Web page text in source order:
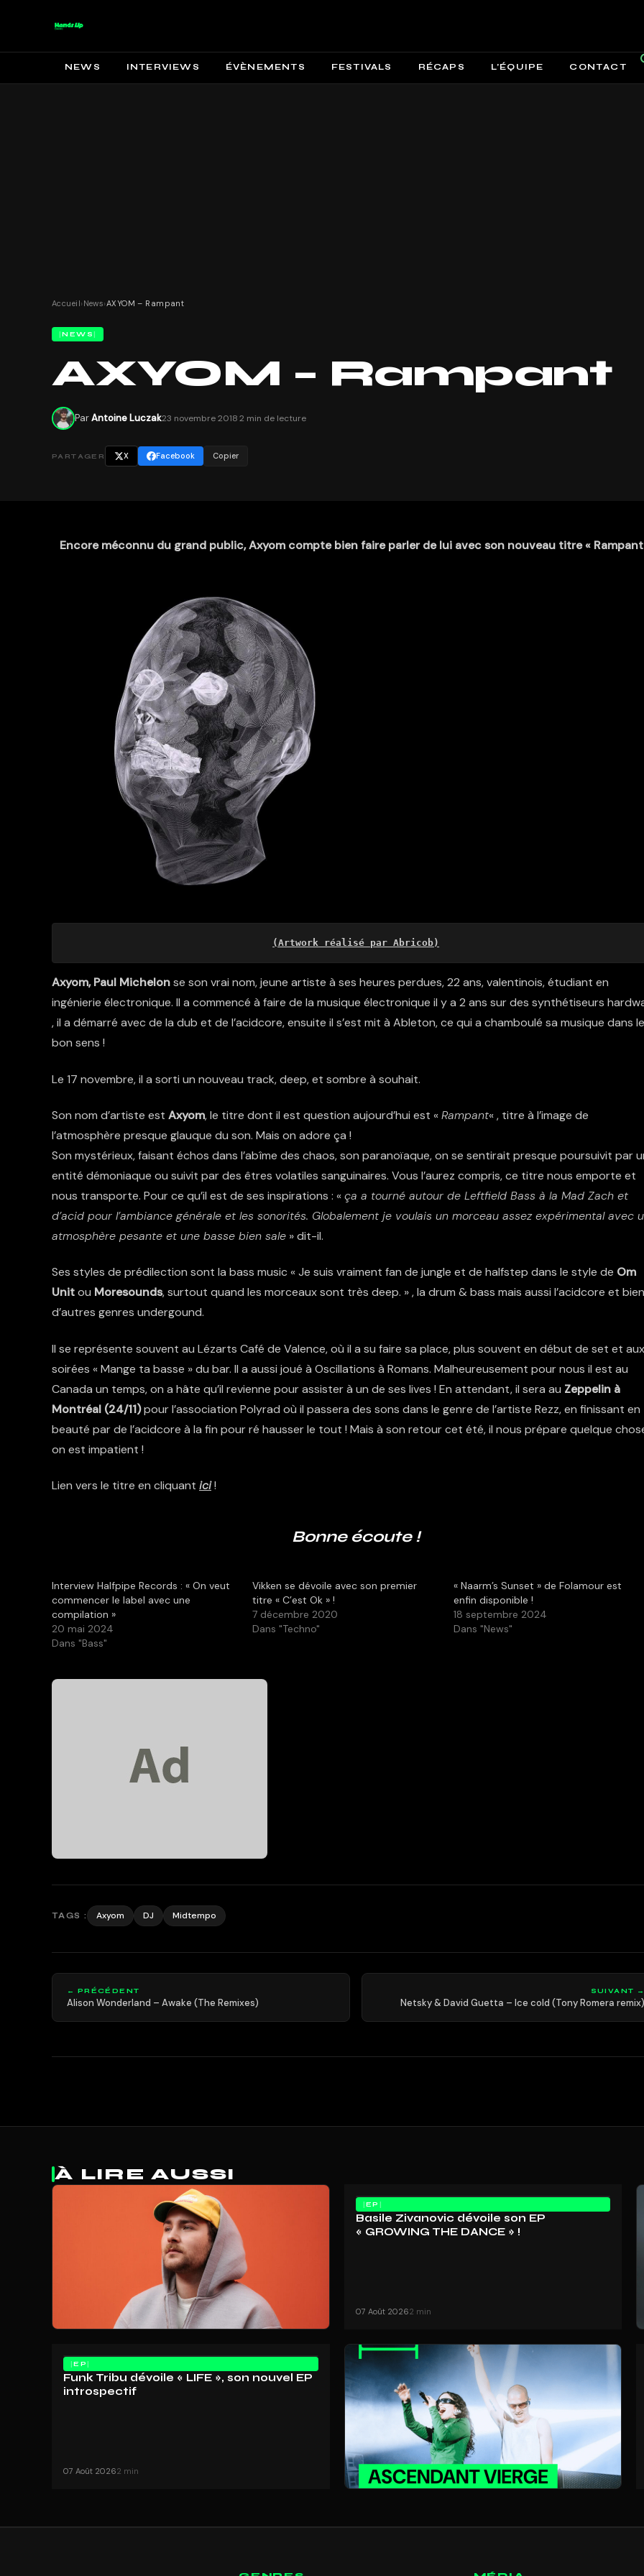
NEWS INTERVIEWS ÉVÈNEMENTS FESTIVALS RÉCAPS L’ÉQUIPE CONTACT
Accueil› News›AXYOM – Rampant
NEWS
AXYOM – Rampant
ParAntoine Luczak23 novembre 20182 min de lecture
PARTAGER X Facebook Copier
Encore méconnu du grand public, Axyom compte bien faire parler de lui avec son nouveau titre «
(Artwork réalisé par Abricob)
Axyom, Paul Michelonse son vrai nom, jeune artiste à ses heures perdues, 22 ans, valentinois, étudiant en
ingénierie électronique. Il a commencé à faire de la musique électronique il y a 2 ans sur des synthétiseurs
, il a démarré avec de la dub et de l’acidcore, ensuite il s’est mit à Ableton, ce qui a chamboulé sa musique dans le
bon sens !
Le 17 novembre, il a sorti un nouveau track, deep, et sombre à souhait.
Son nom d’artiste est Axyom, le titre dont il est question aujourd’hui est «Rampant« , titre à l’image de
l’atmosphère presque glauque du son. Mais on adore ça !
Son mystérieux, faisant échos dans l’abîme des chaos, son paranoïaque, on se sentirait presque poursuivit par
entité démoniaque ou suivit par des êtres volatiles sanguinaires. Vous l’aurez compris, ce titre nous emporte et
nous transporte. Pour ce qu’il est de ses inspirations : «ça a tourné autour de Leftfield Bass à la Mad Zach et
d’acid pour l’ambiance générale et les sonorités. Globalement je voulais un morceau assez expérimental avec
atmosphère pesante et une basse bien sale » dit-il.
Ses styles de prédilection sont la bass music « Je suis vraiment fan de jungle et de halfstep dans le style de Om
Unitou Moresounds, surtout quand les morceaux sont très deep. » , la drum & bass mais aussi l’acidcore et bien
d’autres genres undergound.
Il se représente souvent au Lézarts Café de Valence, où il a su faire sa place, plus souvent en début de set et aux
soirées « Mange ta basse » du bar. Il a aussi joué à Oscillations à Romans. Malheureusement pour nous il est au
Canada un temps, on a hâte qu’il revienne pour assister à un de ses lives ! En attendant, il sera au Zeppelin à
Montréal (24/11)pour l’association Polyrad où il passera des sons dans le genre de l’artiste Rezz, en finissant en
beauté par de l’acidcore à la fin pour ré hausser le tout ! Mais à son retour cet été, il nous prépare quelque
on est impatient !
Lien vers le titre en cliquant ici!
Bonne écoute !
Interview Halfpipe Records : « On veut
commencer le label avec une
compilation »
20 mai 2024
Dans "Bass"
Vikken se dévoile avec son premier
titre « C’est Ok » !
7 décembre 2020
Dans "Techno"
« Naarm’s Sunset » de Folamour est
enfin disponible !
18 septembre 2024
Dans "News"
TAGS : Axyom DJ Midtempo
← PRÉCÉDENT
Alison Wonderland – Awake (The Remixes)
SUIVANT
Netsky & David Guetta – Ice cold (Tony Romera
À LIRE AUSSI
EP
Basile Zivanovic dévoile son EP
« GROWING THE DANCE » !
07 Août 20262 min
EP
Funk Tribu dévoile « LIFE », son nouvel EP
introspectif
07 Août 20262 min